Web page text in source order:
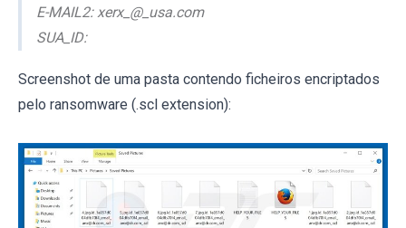
E-MAIL2: xerx_@_usa.com
SUA_ID:
Screenshot de uma pasta contendo ficheiros encriptados
pelo ransomware (.scl extension):